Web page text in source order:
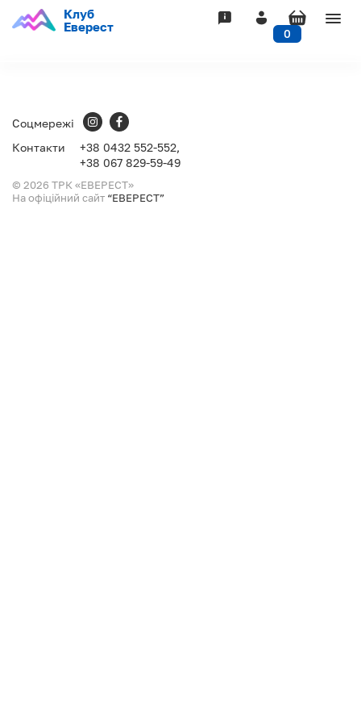
Клуб
Еверест
0
© 2026 ТРК «ЕВЕРЕСТ»
На офіційний сайт “ЕВЕРЕСТ”
Контакти +38 0432 552-552,
+38 067 829-59-49
Соцмережі